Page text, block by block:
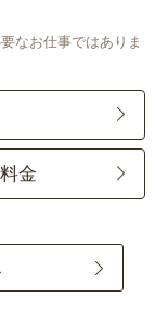
なお仕事ではありま
金